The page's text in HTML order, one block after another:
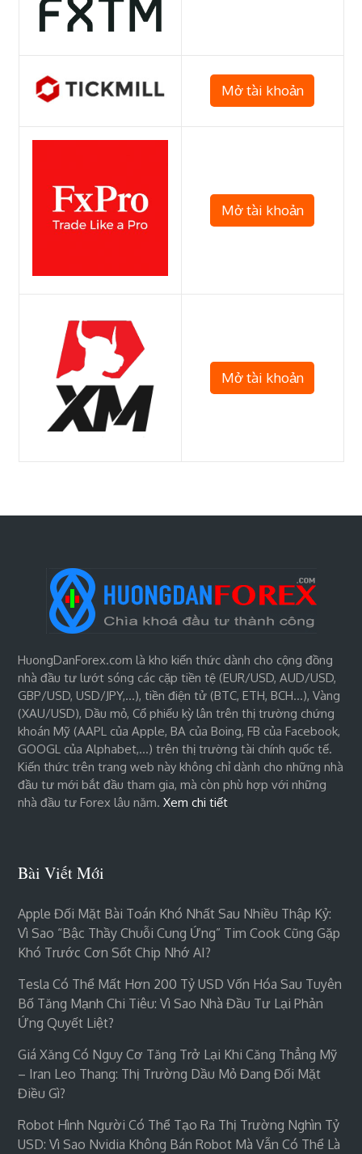
Mở tài khoản
Mở tài khoản
Mở tài khoản
HuongDanForex.com là kho kiến thức dành cho cộng đồng
nhà đầu tư lướt sóng các cặp tiền tệ (EUR/USD, AUD/USD,
GBP/USD, USD/JPY,…), tiền điện tử (BTC, ETH, BCH…), Vàng
(XAU/USD), Dầu mỏ, Cổ phiếu kỳ lân trên thị trường chứng
khoán Mỹ (AAPL của Apple, BA của Boing, FB của Facebook,
GOOGL của Alphabet,…) trên thị trường tài chính quốc tế.
Kiến thức trên trang web này không chỉ dành cho những nhà
đầu tư mới bắt đầu tham gia, mà còn phù hợp với những
nhà đầu tư Forex lâu năm.Xem chi tiết
Bài Viết Mới
Apple Đối Mặt Bài Toán Khó Nhất Sau Nhiều Thập Kỷ:
Vì Sao “bậc Thầy Chuỗi Cung Ứng” Tim Cook Cũng Gặp
Khó Trước Cơn Sốt Chip Nhớ AI?
Tesla Có Thể Mất Hơn 200 Tỷ USD Vốn Hóa Sau Tuyên
Bố Tăng Mạnh Chi Tiêu: Vì Sao Nhà Đầu Tư Lại Phản
Ứng Quyết Liệt?
Giá Xăng Có Nguy Cơ Tăng Trở Lại Khi Căng Thẳng Mỹ
– Iran Leo Thang: Thị Trường Dầu Mỏ Đang Đối Mặt
Điều Gì?
Robot Hình Người Có Thể Tạo Ra Thị Trường Nghìn Tỷ
USD: Vì Sao Nvidia Không Bán Robot Mà Vẫn Có Thể Là